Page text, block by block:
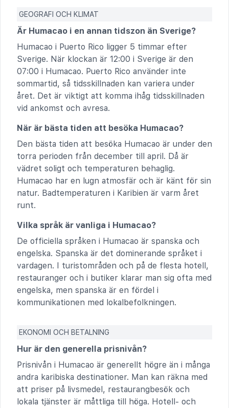
GEOGRAFI OCH KLIMAT
Är Humacao i en annan tidszon än Sverige?
Humacao i Puerto Rico ligger 5 timmar efter
Sverige. När klockan är 12:00 i Sverige är den
07:00 i Humacao. Puerto Rico använder inte
sommartid, så tidsskillnaden kan variera under
året. Det är viktigt att komma ihåg tidsskillnaden
vid ankomst och avresa.
När är bästa tiden att besöka Humacao?
Den bästa tiden att besöka Humacao är under den
torra perioden från december till april. Då är
vädret soligt och temperaturen behaglig.
Humacao har en lugn atmosfär och är känt för sin
natur. Badtemperaturen i Karibien är varm året
runt.
Vilka språk är vanliga i Humacao?
De officiella språken i Humacao är spanska och
engelska. Spanska är det dominerande språket i
vardagen. I turistområden och på de flesta hotell,
restauranger och i butiker klarar man sig ofta med
engelska, men spanska är en fördel i
kommunikationen med lokalbefolkningen.
EKONOMI OCH BETALNING
Hur är den generella prisnivån?
Prisnivån i Humacao är generellt högre än i många
andra karibiska destinationer. Man kan räkna med
att priser på livsmedel, restaurangbesök och
lokala tjänster är måttliga till höga. Hotell- och